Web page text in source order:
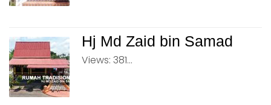
Hj Md Zaid bin Samad
Views: 381...